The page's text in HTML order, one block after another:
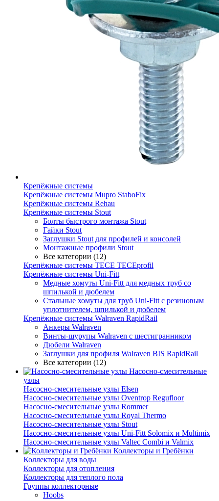
Крепёжные системы
Крепёжные системы Mupro StaboFix
Крепёжные системы Rehau
Крепёжные системы Stout
Болты быстрого монтажа Stout
Гайки Stout
Заглушки Stout для профилей и консолей
Монтажные профили Stout
Все категории (12)
Крепёжные системы TECE TECEprofil
Крепёжные системы Uni-Fitt
Медные хомуты Uni-Fitt для медных труб со
шпилькой и дюбелем
Стальные хомуты для труб Uni-Fitt с резиновым
уплотнителем, шпилькой и дюбелем
Крепёжные системы Walraven RapidRail
Анкеры Walraven
Винты-шурупы Walraven с шестигранником
Дюбели Walraven
Заглушки для профиля Walraven BIS RapidRail
Все категории (12)
Насосно-смесительные
узлы
Насосно-смесительные узлы Elsen
Насосно-смесительные узлы Oventrop Regufloor
Насосно-смесительные узлы Rommer
Насосно-смесительные узлы Royal Thermo
Насосно-смесительные узлы Stout
Насосно-смесительные узлы Uni-Fitt Solomix и Multimix
Насосно-смесительные узлы Valtec Combi и Valmix
Коллекторы и Гребёнки
Коллекторы для воды
Коллекторы для отопления
Коллекторы для теплого пола
Группы коллекторные
Hoobs